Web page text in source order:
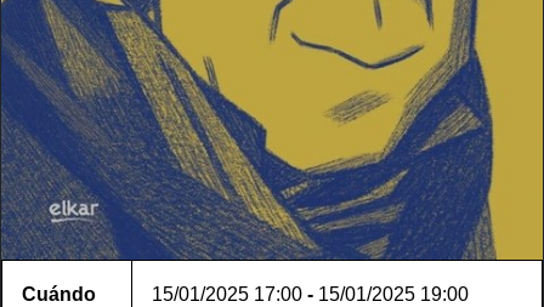
Cuándo 15/01/2025 17:00 - 15/01/2025 19:00